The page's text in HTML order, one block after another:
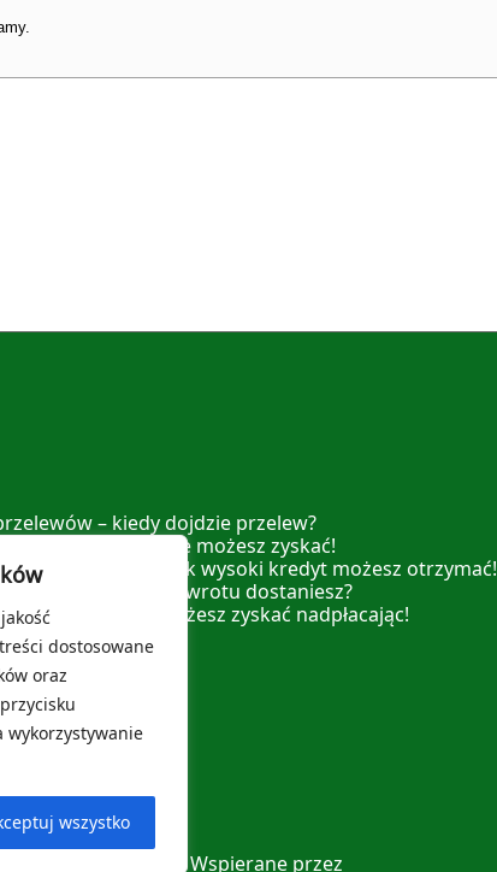
dostosowane
oraz
wykorzystywanie
wszystko
– kiedy dojdzie przelew?
– sprawdź ile możesz zyskać!
– sprawdź jak wysoki kredyt możesz otrzymać!
kredytu – ile zwrotu dostaniesz?
– sprawdź ile możesz zyskać nadpłacając!
dla Ciebie! Wspierane przez